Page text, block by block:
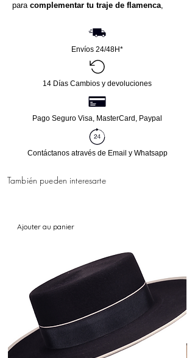
para complementar tu traje de flamenca,
a tu peinado o look flamenco.
Envíos 24/48H*
14 Días Cambios y devoluciones
Pago Seguro Visa, MasterCard, Paypal
Contáctanos através de Email y Whatsapp
También pueden interesarte
Ajouter au panier